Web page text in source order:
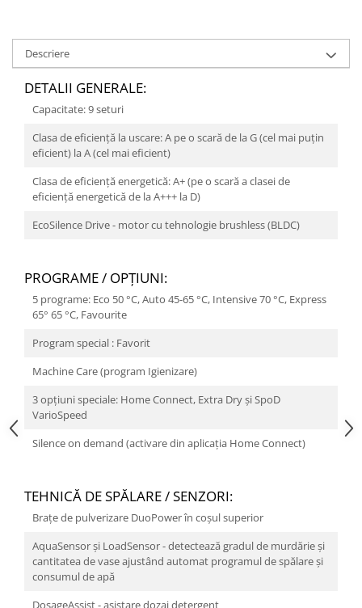
Descriere
DETALII GENERALE:
Capacitate: 9 seturi
Clasa de eficienţă la uscare: A pe o scară de la G (cel mai puţin
eficient) la A (cel mai eficient)
Clasa de eficienţă energetică: A+ (pe o scară a clasei de
eficiență energetică de la A+++ la D)
EcoSilence Drive - motor cu tehnologie brushless (BLDC)
PROGRAME / OPŢIUNI:
5 programe: Eco 50 °C, Auto 45-65 °C, Intensive 70 °C, Express
65° 65 °C, Favourite
Program special : Favorit
Machine Care (program Igienizare)
3 opțiuni speciale: Home Connect, Extra Dry și SpoD
VarioSpeed
Silence on demand (activare din aplicația Home Connect)
TEHNICĂ DE SPĂLARE / SENZORI:
Braţe de pulverizare DuoPower în coşul superior
AquaSensor și LoadSensor - detectează gradul de murdărie și
cantitatea de vase ajustând automat programul de spălare și
consumul de apă
DosageAssist - asistare dozaj detergent